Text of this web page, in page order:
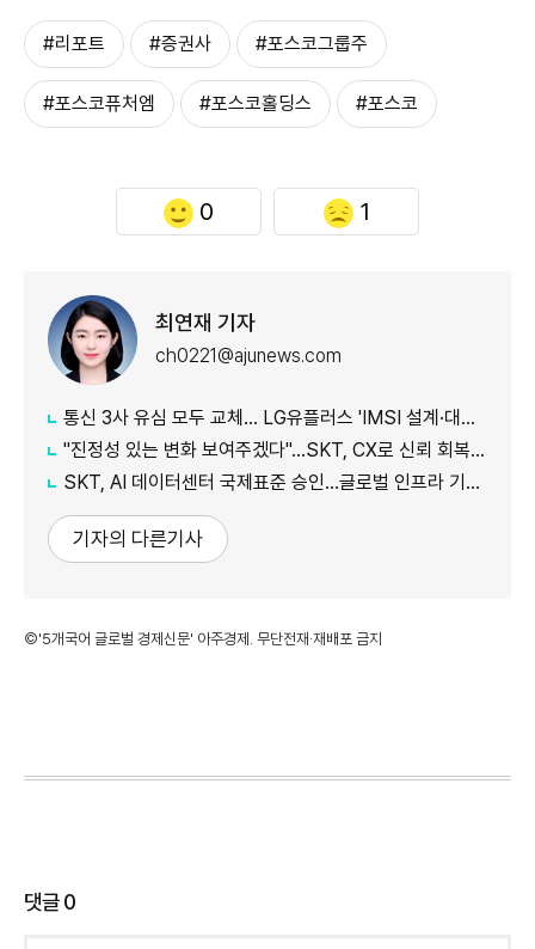
#리포트 #증권사 #포스코그룹주
#포스코퓨처엠 #포스코홀딩스 #포스코
0 1
최연재 기자
ch0221@ajunews.com
통신 3사 유심 모두 교체… LG유플러스 'IMSI 설계·대응 시점' 놓고 갑론을박
"진정성 있는 변화 보여주겠다"…SKT, CX로 신뢰 회복 나선다
SKT, AI 데이터센터 국제표준 승인…글로벌 인프라 기준 제시
기자의 다른기사
©'5개국어 글로벌 경제신문' 아주경제. 무단전재·재배포 금지
댓글0